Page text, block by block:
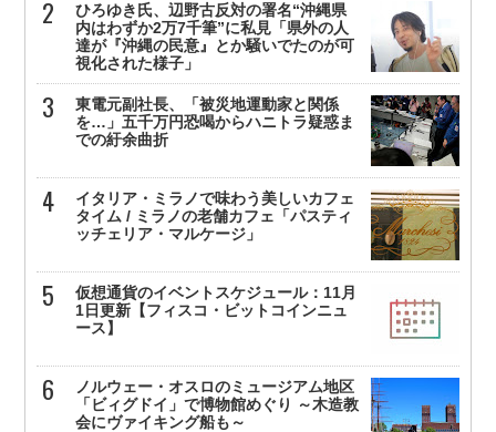
ひろゆき氏、辺野古反対の署名“沖縄県
内はわずか2万7千筆”に私見「県外の人
達が『沖縄の民意』とか騒いでたのが可
視化された様子」
東電元副社長、「被災地運動家と関係
を…」五千万円恐喝からハニトラ疑惑ま
での紆余曲折
イタリア・ミラノで味わう美しいカフェ
タイム / ミラノの老舗カフェ「パスティ
ッチェリア・マルケージ」
仮想通貨のイベントスケジュール：11月
1日更新【フィスコ・ビットコインニュ
ース】
ノルウェー・オスロのミュージアム地区
「ビィグドイ」で博物館めぐり ～木造教
会にヴァイキング船も～